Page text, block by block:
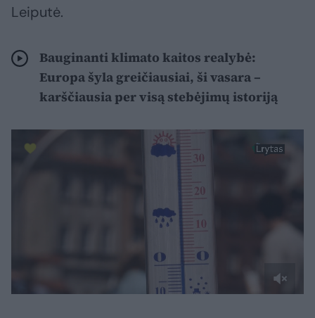
Leiputė.
Bauginanti klimato kaitos realybė:
Europa šyla greičiausiai, ši vasara –
karščiausia per visą stebėjimų istoriją